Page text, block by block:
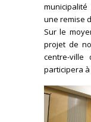
une remise
Sur le
projet de
centre-
participera